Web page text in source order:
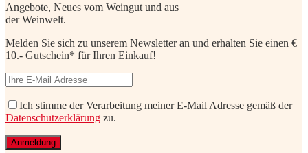
Angebote, Neues vom Weingut und aus
der Weinwelt.
Melden Sie sich zu unserem Newsletter an und erhalten Sie einen €
10.- Gutschein* für Ihren Einkauf!
Ich stimme der Verarbeitung meiner E-Mail Adresse gemäß der
Datenschutzerklärung zu.